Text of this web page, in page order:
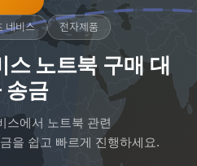
네비스 전자제품
노트북 구매 대
송금
스에서 노트북 관련
을 쉽고 빠르게 진행하세요.